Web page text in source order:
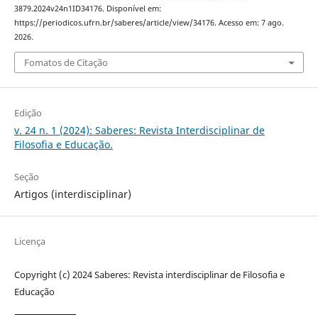
3879.2024v24n1ID34176. Disponível em:
https://periodicos.ufrn.br/saberes/article/view/34176. Acesso em: 7 ago.
2026.
Fomatos de Citação
Edição
v. 24 n. 1 (2024): Saberes: Revista Interdisciplinar de
Filosofia e Educação.
Seção
Artigos (interdisciplinar)
Licença
Copyright (c) 2024 Saberes: Revista interdisciplinar de Filosofia e
Educação